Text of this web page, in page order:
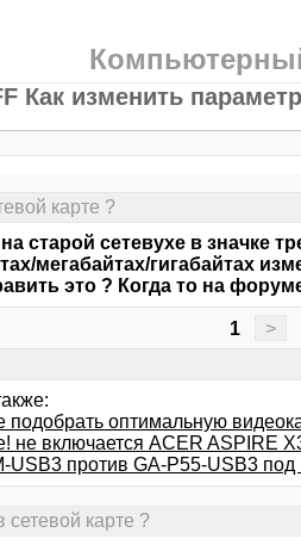
Как изменить
карте ?
старой сетевухе в значке
мегабайтах/гигабайтах
это ? Когда то на
1 >
подобрать оптимальную
не включается ACER ASPIRE
USB3 против GA-P55-USB3
сетевой карте ?